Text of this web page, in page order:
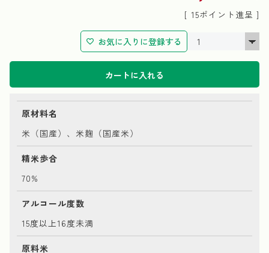
[ 15ポイント進呈 ]
お気に入りに登録する
カートに入れる
原材料名
米（国産）、米麹（国産米）
精米歩合
70%
アルコール度数
15度以上16度未満
原料米